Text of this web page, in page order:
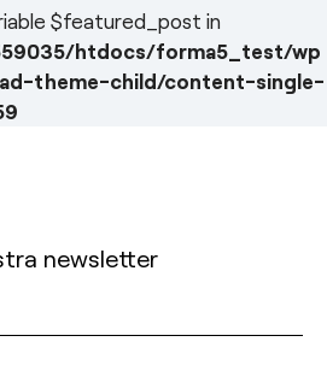
$featured_post in
htdocs/forma5_test/wp
theme-child/content-single-
newsletter